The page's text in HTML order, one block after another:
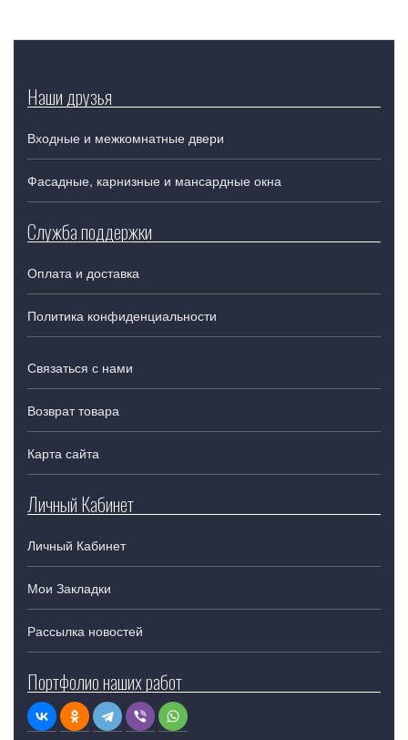
Наши друзья
Входные и межкомнатные двери
Фасадные, карнизные и мансардные окна
Служба поддержки
Оплата и доставка
Политика конфиденциальности
Связаться с нами
Возврат товара
Карта сайта
Личный Кабинет
Личный Кабинет
Мои Закладки
Рассылка новостей
Портфолио наших работ